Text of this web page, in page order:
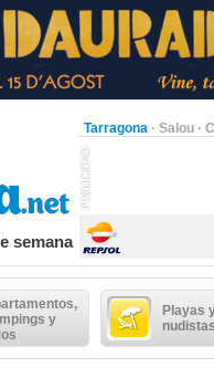
Tarragona · Salou ·
semana
y
Playas
nudistas